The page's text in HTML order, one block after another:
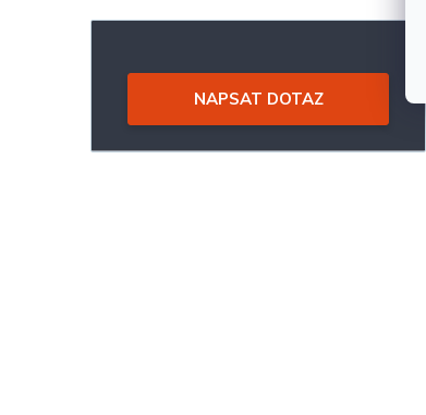
NAPSAT DOTAZ